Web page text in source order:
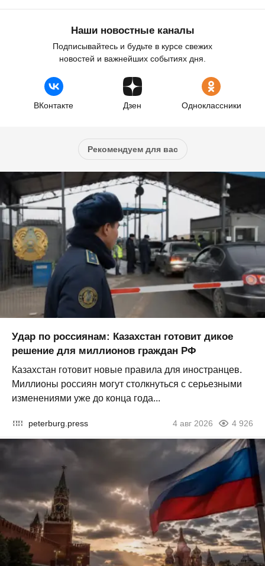
Наши новостные каналы
Подписывайтесь и будьте в курсе свежих
новостей и важнейших событиях дня.
ВКонтакте Дзен Одноклассники
Рекомендуем для вас
Удар по россиянам: Казахстан готовит дикое
решение для миллионов граждан РФ
Казахстан готовит новые правила для иностранцев.
Миллионы россиян могут столкнуться с серьезными
изменениями уже до конца года...
peterburg.press 4 авг 2026 4 926